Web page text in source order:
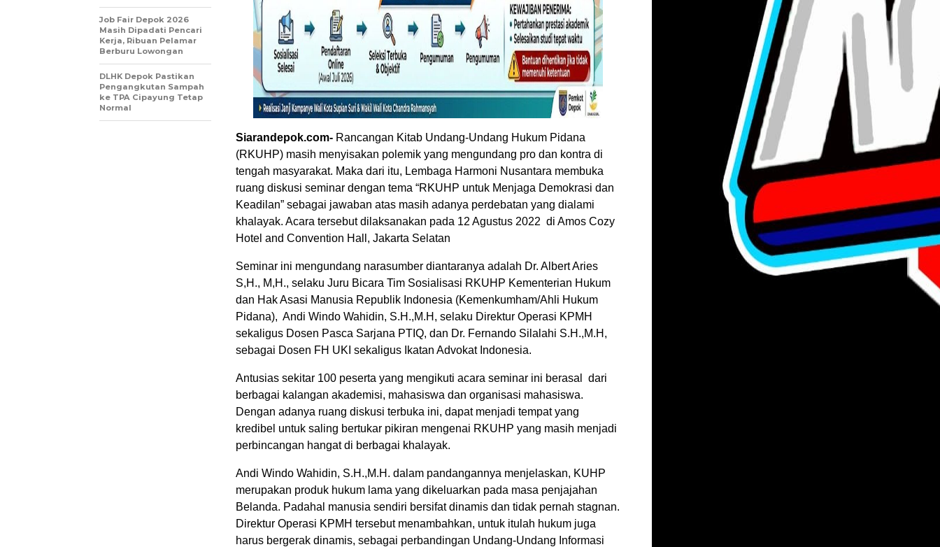
Siarandepok.com- Rancangan Kitab Undang-Undang Hukum Pidana
(RKUHP) masih menyisakan polemik yang mengundang pro dan kontra di
tengah masyarakat. Maka dari itu, Lembaga Harmoni Nusantara membuka
ruang diskusi seminar dengan tema “RKUHP untuk Menjaga Demokrasi dan
Keadilan” sebagai jawaban atas masih adanya perdebatan yang dialami
khalayak. Acara tersebut dilaksanakan pada 12 Agustus 2022 di Amos Cozy
Hotel and Convention Hall, Jakarta Selatan
Seminar ini mengundang narasumber diantaranya adalah Dr. Albert Aries
S,H., M,H., selaku Juru Bicara Tim Sosialisasi RKUHP Kementerian Hukum
dan Hak Asasi Manusia Republik Indonesia (Kemenkumham/Ahli Hukum
Pidana), Andi Windo Wahidin, S.H.,M.H, selaku Direktur Operasi KPMH
sekaligus Dosen Pasca Sarjana PTIQ, dan Dr. Fernando Silalahi S.H.,M.H,
sebagai Dosen FH UKI sekaligus Ikatan Advokat Indonesia.
Antusias sekitar 100 peserta yang mengikuti acara seminar ini berasal dari
berbagai kalangan akademisi, mahasiswa dan organisasi mahasiswa.
Dengan adanya ruang diskusi terbuka ini, dapat menjadi tempat yang
kredibel untuk saling bertukar pikiran mengenai RKUHP yang masih menjadi
perbincangan hangat di berbagai khalayak.
Andi Windo Wahidin, S.H.,M.H. dalam pandangannya menjelaskan, KUHP
merupakan produk hukum lama yang dikeluarkan pada masa penjajahan
Belanda. Padahal manusia sendiri bersifat dinamis dan tidak pernah stagnan.
Direktur Operasi KPMH tersebut menambahkan, untuk itulah hukum juga
harus bergerak dinamis, sebagai perbandingan Undang-Undang Informasi
Job Fair Depok 2026
Masih Dipadati Pencari
Kerja, Ribuan Pelamar
Berburu Lowongan
DLHK Depok Pastikan
Pengangkutan Sampah
ke TPA Cipayung Tetap
Normal